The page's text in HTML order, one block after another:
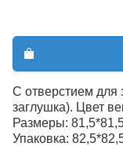
С отверстием для
заглушка). Цвет
Размеры:
Упаковка: